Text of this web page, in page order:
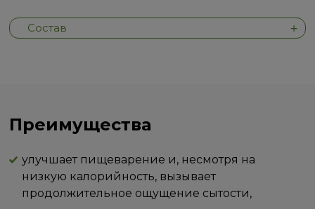
Состав
Преимущества
улучшает пищеварение и, несмотря на
низкую калорийность, вызывает
продолжительное ощущение сытости,